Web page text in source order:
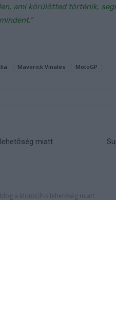
ami körülötted történik,
Maverick Vinales MotoGP
miatt